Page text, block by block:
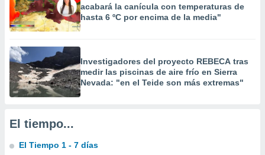
crear un
uso de
la
contenido
medir el
de la
del
de
acabará la canícula con temperaturas de
hasta 6 ºC por encima de la media"
Investigadores del proyecto REBECA tras
medir las piscinas de aire frío en Sierra
Nevada: "en el Teide son más extremas"
El tiempo...
El Tiempo 1 - 7 días